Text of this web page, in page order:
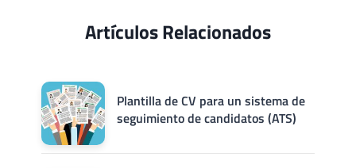
Artículos Relacionados
Plantilla de CV para un sistema de
seguimiento de candidatos (ATS)